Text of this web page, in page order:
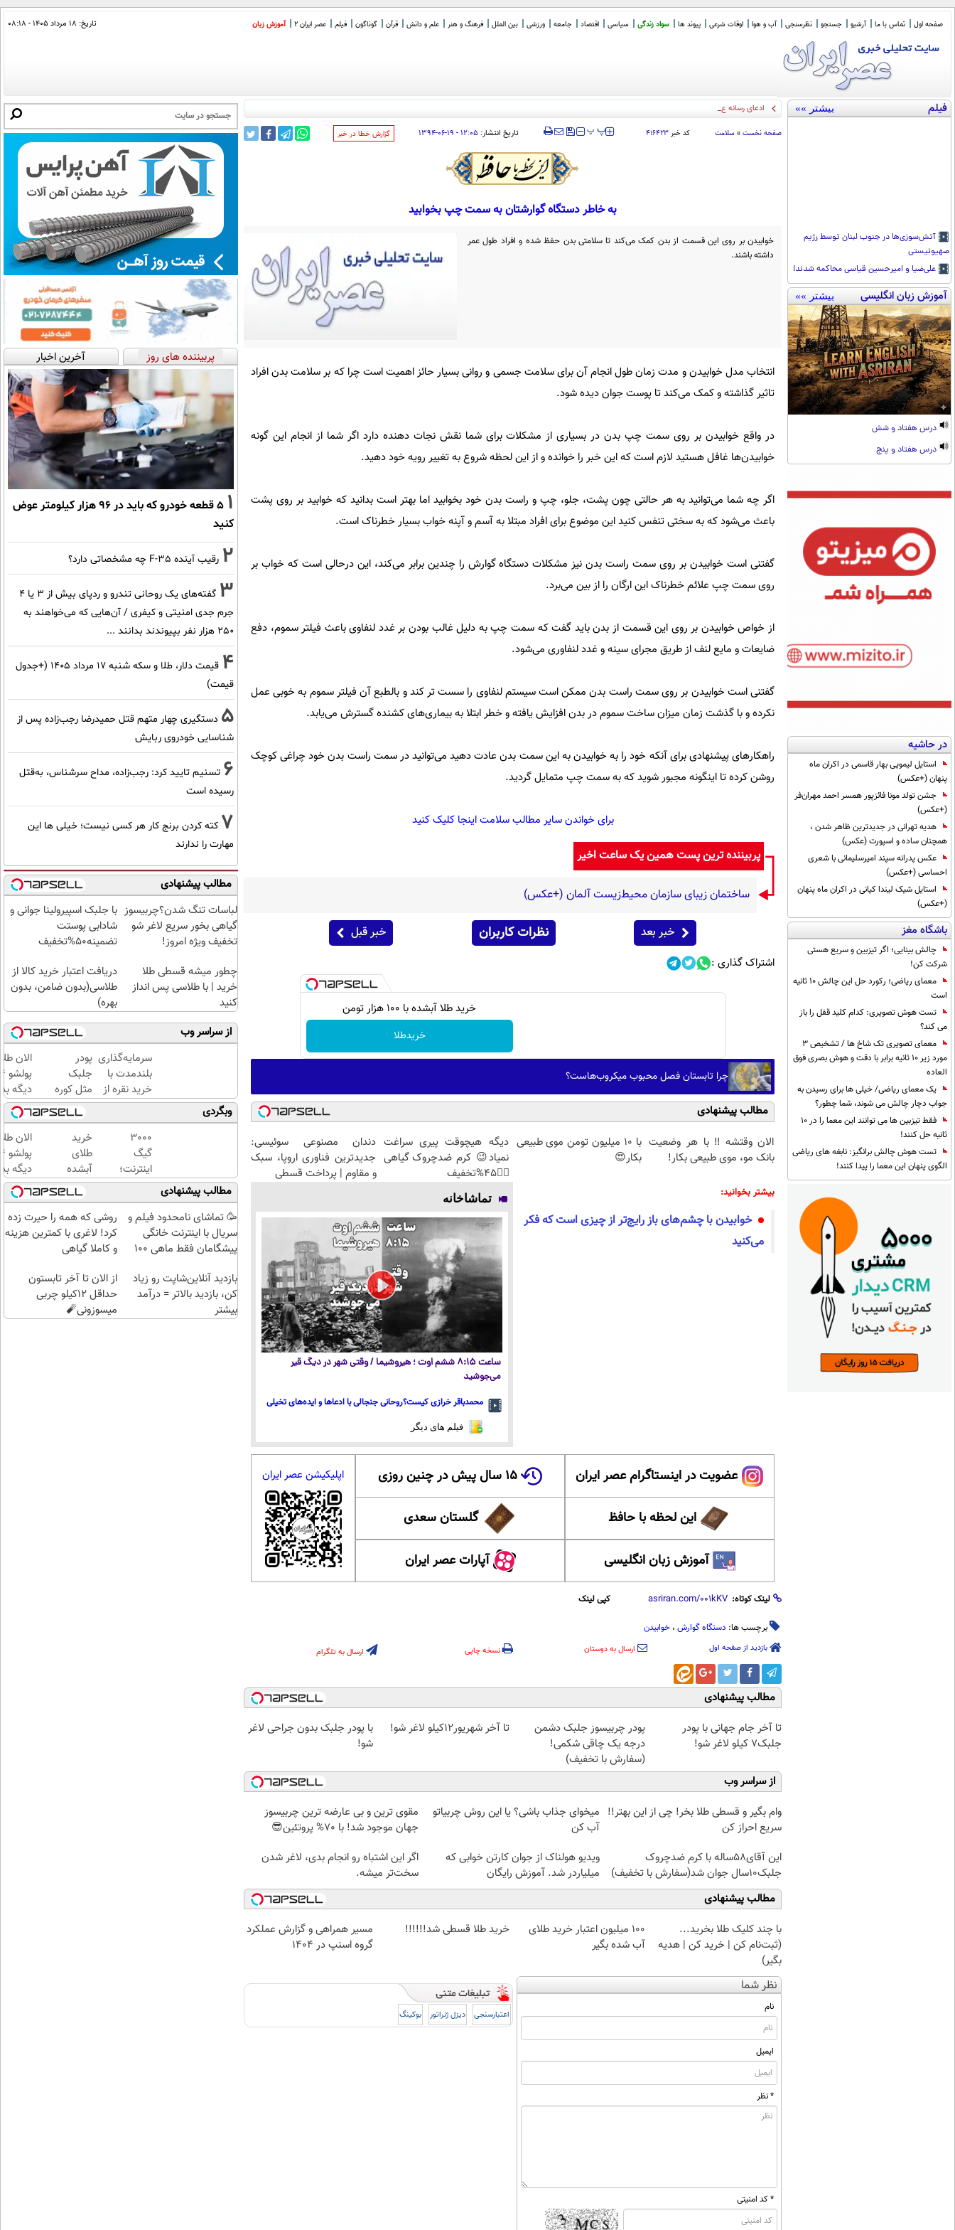
صفحه اول تماس با ما آرشیو جستجو نظرسنجی آب و هوا اوقات شرعی پیوند ها سواد زندگی سیاسی اقتصاد جامعه ورزشی بین الملل فرهنگ و هنر علم و دانش قرآن گوناگون فیلم عصر ایران 2 آموزش زبان تاریخ: ۱۸ مرداد ۱۴۰۵ - ۰۸:۱۸
فیلم بیشتر »»
آتش‌سوزی‌ها در جنوب لبنان توسط رژیم
صهیونیستی
علی‌ضیا و امیرحسین قیاسی محاکمه شدند!
آموزش زبان انگلیسی بیشتر »»
درس هفتاد و شش
درس هفتاد و پنج
در حاشیه
استایل لیمویی بهار قاسمی در اکران ماه
پنهان (+عکس)
جشن تولد مونا فائزپور همسر احمد مهران‌فر
(+عکس)
هدیه تهرانی در جدیدترین ظاهر شدن ،
همچنان ساده و اسپورت (عکس)
عکس پدرانه سپند امیرسلیمانی با شعری
احساسی (+عکس)
استایل شیک لیندا کیانی در اکران ماه پنهان
(+عکس)
باشگاه مغز
چالش بینایی؛ اگر تیزبین و سریع هستی
شرکت کن!
معمای ریاضی؛ رکورد حل این چالش 10 ثانیه
است
تست هوش تصویری: کدام کلید قفل را باز
می کند؟
معمای تصویری تک شاخ ها / تشخیص 3
مورد زیر 10 ثانیه برابر با دقت و هوش بصری فوق
العاده
یک معمای ریاضی/ خیلی ها برای رسیدن به
جواب دچار چالش می شوند، شما چطور؟
فقط تیزبین ها می توانند این معما را در 10
ثانیه حل کنند!
تست هوش چالش برانگیز: نابغه های ریاضی
الگوی پنهان این معما را پیدا کنند!
ادعای رسانه عبری: اسرائیل برا
صفحه نخست » سلامت کد خبر۴۱۶۴۲۳ ‍‍‍ پپ تاریخ انتشار: ۱۲:۰۵ - ۱۹-۰۶-۱۳۹۴ ‌گزارش خطا در خبر
به خاطر دستگاه گوارشتان به سمت چپ بخوابید
خوابیدن بر روی این قسمت از بدن کمک می‌کند تا سلامتی بدن حفظ شده و افراد طول عمر
داشته باشند.
انتخاب مدل خوابیدن و مدت زمان طول انجام آن برای سلامت جسمی و روانی بسیار حائز اهمیت است چرا که بر سلامت بدن افراد
تاثیر گذاشته و کمک می‌کند تا پوست جوان دیده شود.
در واقع خوابیدن بر روی سمت چپ بدن در بسیاری از مشکلات برای شما نقش نجات دهنده دارد اگر شما از انجام این گونه
خوابیدن‌ها غافل هستید لازم است که این خبر را خوانده و از این لحظه شروع به تغییر رویه خود دهید.
اگر چه شما می‌توانید به هر حالتی چون پشت، جلو، چپ و راست بدن خود بخوابید اما بهتر است بدانید که خوابید بر روی پشت
باعث می‌شود که به سختی تنفس کنید این موضوع برای افراد مبتلا به آسم و آپنه خواب بسیار خطرناک است.
گفتنی است خوابیدن بر روی سمت راست بدن نیز مشکلات دستگاه گوارش را چندین برابر می‌کند، این درحالی است که خواب بر
روی سمت چپ علائم خطرناک این ارگان را از بین می‌برد.
از خواص خوابیدن بر روی این قسمت از بدن باید گفت که سمت چپ به دلیل غالب بودن بر غدد لنفاوی باعث فیلتر سموم، دفع
ضایعات و مایع لنف از طریق مجرای سینه و غدد لنفاوری می‌شود.
گفتنی است خوابیدن بر روی سمت راست بدن ممکن است سیستم لنفاوی را سست تر کند و بالطبع آن فیلتر سموم به خوبی عمل
نکرده و با گذشت زمان میزان ساخت سموم در بدن افزایش یافته و خطر ابتلا به بیماری‌های کشنده گسترش می‌یابد.
راهکارهای پیشنهادی برای آنکه خود را به خوابیدن به این سمت بدن عادت دهید می‌توانید در سمت راست بدن خود چراغی کوچک
روشن کرده تا اینگونه مجبور شوید که به سمت چپ متمایل گردید.
برای خواندن سایر مطالب سلامت اینجا کلیک کنید
پربیننده ترین پست همین یک ساعت اخیر
ساختمان زیبای سازمان محیط‌زیست آلمان (+عکس)
خبر بعد نظرات کاربران خبر قبل
اشتراک گذاری :
خرید طلا آبشده با 100 هزار تومن
خریدطلا
چرا تابستان فصل محبوب میکروب‌هاست؟
مطالب پیشنهادی
الان وقتشه‼️ با هر وضعیت
بانک مو، موی طبیعی بکار!
با 10 میلیون تومن موی طبیعی
بکار😍
دیگه هیچوقت پیری سراغت
نمیاد😉 کرم ضدچروک گیاهی
👈🏻45%تخفیف
دندان مصنوعی سوئیسی:
جدیدترین فناوری اروپا، سبک
و مقاوم | پرداخت قسطی
بیشتر بخوانید:
خوابیدن با چشم‌های باز رایج‌تر از چیزی است که فکر
می‌کنید
تماشاخانه
ساعت ۸:۱۵ ششم اوت ؛ هیروشیما / وقتی شهر در دیگ قیر
می‌جوشید
محمدباقر خرازی کیست؟روحانی جنجالی با ادعاها و ایده‌های تخیلی
فیلم های دیگر
عضویت در اینستاگرام عصر ایران ۱۵ سال پیش در چنین روزی
این لحظه با حافظ گلستان سعدی
آموزش زبان انگلیسی آپارات عصر ایران
اپلیکیشن عصر ایران
لینک کوتاه: کپی لینک
برچسب ها: دستگاه گوارش ، خوابیدن
بازدید از صفحه اول ارسال به دوستان نسخه چاپی ارسال به تلگرام
مطالب پیشنهادی
تا آخر جام جهانی با پودر
جلبک7 کیلو لاغر شو!
پودر چربیسوز جلبک دشمن
درجه یک چاقی شکمی!
(سفارش با تخفیف)
تا آخر شهریور12کیلو لاغر شو!
با پودر جلبک بدون جراحی لاغر
شو!
از سراسر وب
وام بگیر و قسطی طلا بخر! چی از این بهتر!!
سریع احراز کن
میخوای جذاب باشی؟ یا این روش چربیاتو
آب کن
مقوی ترین و بی عارضه ترین چربیسوز
جهان موجود شد! با 70% پروتئین😎
این آقای58ساله با کرم ضدچروک
جلبک10سال جوان شد(سفارش با تخفیف)
ویدیو هولناک از جوان کارتن خوابی که
میلیاردر شد. آموزش رایگان
اگر این اشتباه رو انجام بدی، لاغر شدن
سخت‌تر میشه.
مطالب پیشنهادی
با چند کلیک طلا بخرید...
(ثبت‌نام کن | خرید کن | هدیه
بگیر)
100 میلیون اعتبار خرید طلای
آب شده بگیر
خرید طلا قسطی شد!!!!!!
مسیر همراهی و گزارش عملکرد
گروه اسنپ در ۱۴۰۴
نظر شما
نام
ایمیل
* نظر
* کد امنیتی
اعتبارسنجی دیزل ژنراتور بوکینگ
پربیننده های روز آخرین اخبار
1
۵ قطعه خودرو که باید در ۹۶ هزار کیلومتر عوض
کنید
2 رقیب آینده F-35 چه مشخصاتی دارد؟
3
گفته‌های یک روحانی تندرو و ردپای بیش از ۳ یا ۴
جرم جدی امنیتی و کیفری / آن‌هایی که می‌خواهند به
۲۵۰ هزار نفر بپیوندند بدانند ...
4
قیمت دلار، طلا و سکه شنبه ۱۷ مرداد ۱۴۰۵ (+جدول
قیمت)
5 دستگیری چهار متهم قتل حمیدرضا رجب‌زاده پس از
شناسایی خودروی ربایش
6 تسنیم تایید کرد: رجب‌زاده، مداح سرشناس، به‌قتل
رسیده است
7 کته کردن برنج کار هر کسی نیست؛ خیلی ها این
مهارت را ندارند
مطالب پیشنهادی
لباسات تنگ شدن؟چربیسوز
گیاهی بخور سریع لاغر شو
تخفیف ویژه امروز!
با جلبک اسپیرولینا جوانی و
شادابی پوستت
تضمینه50%تخفیف
چطور میشه قسطی طلا
خرید | با طلاسی پس انداز
کنید
دریافت اعتبار خرید کالا از
طلاسی(بدون ضامن، بدون
بهره)
از سراسر وب
سرمایه‌گذاری
بلندمدت با
خرید نقره از
دیجی‌کالا
پودر
جلبک
مثل کوره
چربیاتو
میسوزونه!
الان
دیگه
طلا با
بی‌بهره
وبگردی
3000
گیگ
اینترنت؛
فقط
ماهی
100
هزار
تومان
خرید
طلای
آبشده
حتی با
۱۰۰هزارتومان
الان
دیگه
طلا با
بی‌بهره
مطالب پیشنهادی
🥳 تماشای نامحدود فیلم و
سریال با اینترنت خانگی
پیشگامان فقط ماهی 100
روشی که همه را حیرت زده
کرد! لاغری با کمترین هزینه
و کاملا گیاهی
بازدید آنلاین‌شاپت رو زیاد
کن، بازدید بالاتر = درآمد
بیشتر
از الان تا آخر تابستون
حداقل 12کیلو چربی
میسوزونی🧨